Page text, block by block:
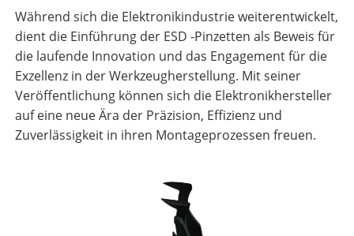
Während sich die Elektronikindustrie weiterentwickelt,
dient die Einführung der ESD -Pinzetten als Beweis für
die laufende Innovation und das Engagement für die
Exzellenz in der Werkzeugherstellung. Mit seiner
Veröffentlichung können sich die Elektronikhersteller
auf eine neue Ära der Präzision, Effizienz und
Zuverlässigkeit in ihren Montageprozessen freuen.